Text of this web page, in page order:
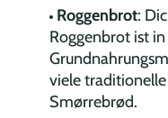
Roggenbrot:
Roggenbrot ist
viele
Smørrebrød.